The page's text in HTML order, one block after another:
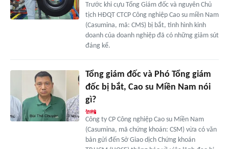
Trước khi cựu Tổng Giám đốc và nguyên Chủ
tịch HĐQT CTCP Công nghiệp Cao su miền Nam
(Casumina, mã: CMS) bị bắt, tình hình kinh
doanh của doanh nghiệp đã có những giảm sút
đáng kể.
Tổng giám đốc và Phó Tổng giám
đốc bị bắt, Cao su Miền Nam nói
gì?
Công ty CP Công nghiệp Cao su Miền Nam
(Casumina, mã chứng khoán: CSM) vừa có văn
bản gửi đến Sở Giao dịch Chứng khoán